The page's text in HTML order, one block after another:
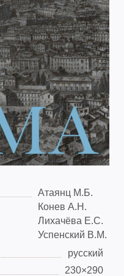
Атаянц М.Б.
Конев А.Н.
Лихачёва Е.С.
Успенский В.М.
русский
230×290